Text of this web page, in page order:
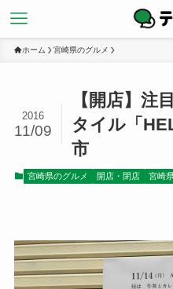
ホーム 宮崎県のグルメ
【開店】注
タイル「
市
2016
11/09
宮崎県のグルメ 開店・閉店 宮崎